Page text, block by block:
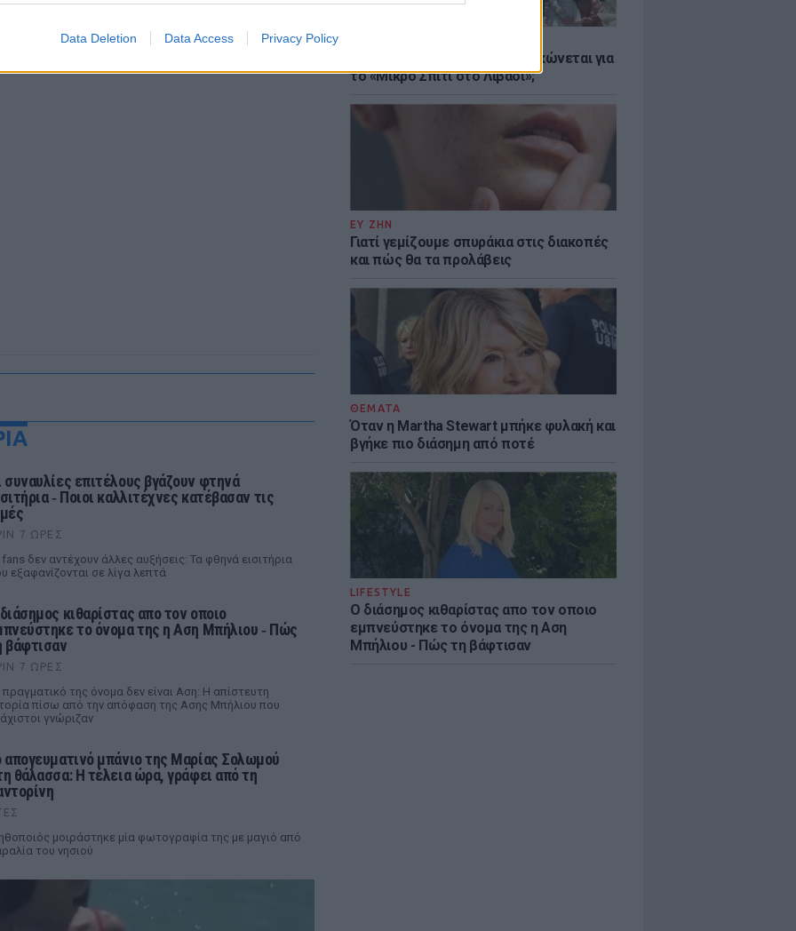
Data Deletion Data Access Privacy Policy
Explainer: Γιατί η Αμερική τσακώνεται για
το «Μικρό Σπίτι στο Λιβάδι»;
ΕΥ ΖΗΝ
Γιατί γεμίζουμε σπυράκια στις διακοπές
και πώς θα τα προλάβεις
ΘΕΜΑΤΑ
Όταν η Martha Stewart μπήκε φυλακή και
βγήκε πιο διάσημη από ποτέ
LIFESTYLE
Ο διάσημος κιθαρίστας απο τον οποιο
εμπνεύστηκε το όνομα της η Αση
Μπήλιου - Πώς τη βάφτισαν
συναυλίες επιτέλους βγάζουν φτηνά
‑ Ποιοι καλλιτέχνες κατέβασαν τις
7 ΏΡΕΣ
fans δεν αντέχουν άλλες αυξήσεις: Τα φθηνά εισιτήρια
εξαφανίζονται σε λίγα λεπτά
κιθαρίστας απο τον οποιο
το όνομα της η Αση Μπήλιου ‑ Πώς
βάφτισαν
7 ΏΡΕΣ
πραγματικό της όνομα δεν είναι Αση: Η απίστευτη
πίσω από την απόφαση της Ασης Μπήλιου που
γνώριζαν
απογευματινό μπάνιο της Μαρίας Σολωμού
θάλασσα: Η τέλεια ώρα, γράφει από τη
μοιράστηκε μία φωτογραφία της με μαγιό από
του νησιού